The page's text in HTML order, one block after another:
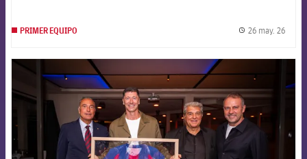
PRIMER EQUIPO 26 may. 26
FCB Barcelona badge